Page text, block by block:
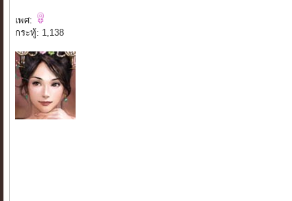
เพศ:
กระทู้: 1,138